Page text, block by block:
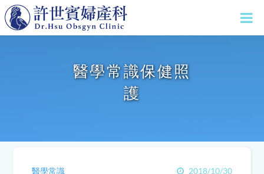
醫學常識保健照
護
醫學常識 2018/10/30